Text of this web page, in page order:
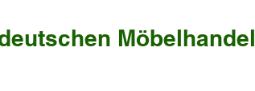
Möbelhandel